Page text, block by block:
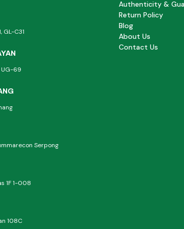
GL-C31
UG-69
Serpong
1F 1-008
108C
Authenticity &
Return Policy
Blog
About Us
Contact Us